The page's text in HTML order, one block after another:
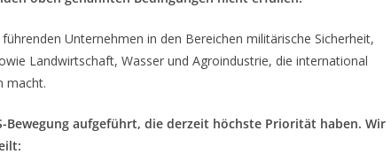
Unternehmen in den Bereichen militärische Sicherheit,
Landwirtschaft, Wasser und Agroindustrie, die international
macht.
Bewegung aufgeführt, die derzeit höchste Priorität haben. Wir